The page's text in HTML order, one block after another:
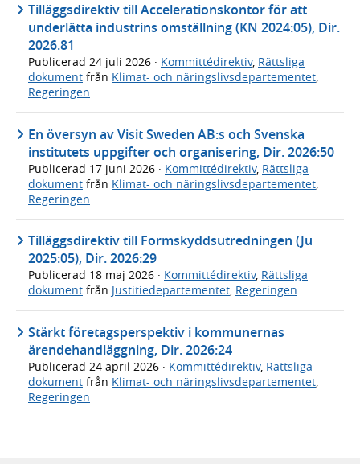
Tilläggsdirektiv till Accelerationskontor för att
underlätta industrins omställning (KN 2024:05), Dir.
2026.81
Publicerad 24 juli 2026 · Kommittédirektiv, Rättsliga
dokument från Klimat- och näringslivsdepartementet,
Regeringen
En översyn av Visit Sweden AB:s och Svenska
institutets uppgifter och organisering, Dir. 2026:50
Publicerad 17 juni 2026 · Kommittédirektiv, Rättsliga
dokument från Klimat- och näringslivsdepartementet
Regeringen
Tilläggsdirektiv till Formskyddsutredningen (Ju
2025:05), Dir. 2026:29
Publicerad 18 maj 2026 · Kommittédirektiv, Rättsliga
dokument från Justitiedepartementet, Regeringen
Stärkt företagsperspektiv i kommunernas
ärendehandläggning, Dir. 2026:24
Publicerad 24 april 2026 · Kommittédirektiv, Rättsliga
dokument från Klimat- och näringslivsdepartementet,
Regeringen